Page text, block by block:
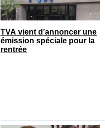
TVA vient d’annoncer une
émission spéciale pour la
rentrée